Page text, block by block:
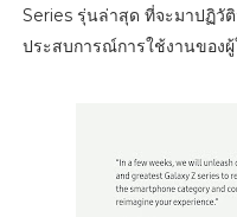
Series รุ่นล่าสุด ที่จะมาปฏิวั
ประสบการณ์การใช้งานของผู้